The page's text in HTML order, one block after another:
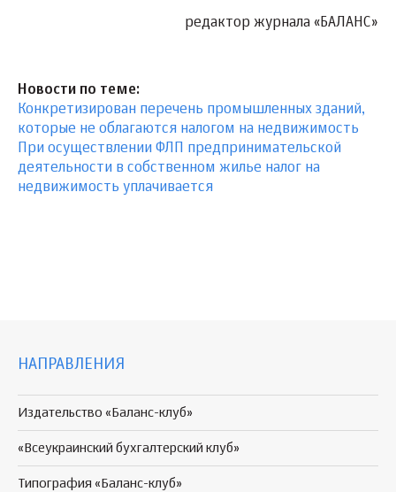
редактор журнала «БАЛАНС»
Новости по теме:
Конкретизирован перечень промышленных зданий,
которые не облагаются налогом на недвижимость
При осуществлении ФЛП предпринимательской
деятельности в собственном жилье налог на
недвижимость уплачивается
НАПРАВЛЕНИЯ
Издательство «Баланс-клуб»
«Всеукраинский бухгалтерский клуб»
Типография «Баланс-клуб»